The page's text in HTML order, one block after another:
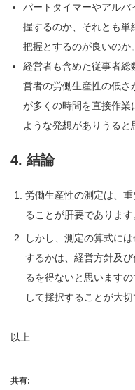
パートタイマーやアル
握するのか、それとも単
把握とするのが良いのか。
経営者も含めた従事者総
営者の労働生産性の低
が多くの時間を直接作
ような発想がありうると
4. 結論
労働生産性の測定は、
ることが肝要であります
しかし、測定の算式に
するかは、経営方針及
るを得ないと思います
して採択することが大切
以上
共有: